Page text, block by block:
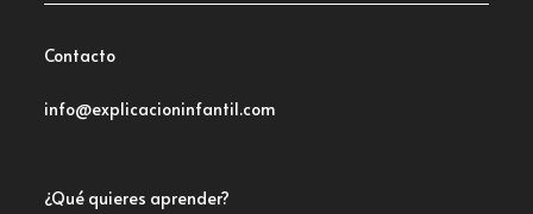
Contacto
info@explicacioninfantil.com
¿Qué quieres aprender?